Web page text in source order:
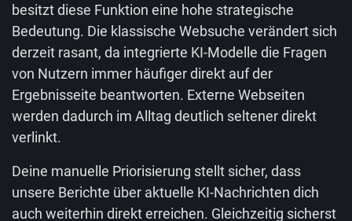
besitzt diese Funktion eine hohe strategische
Bedeutung. Die klassische Websuche verändert sich
derzeit rasant, da integrierte KI-Modelle die Fragen
von Nutzern immer häufiger direkt auf der
Ergebnisseite beantworten. Externe Webseiten
werden dadurch im Alltag deutlich seltener direkt
verlinkt.
Deine manuelle Priorisierung stellt sicher, dass
unsere Berichte über aktuelle KI-Nachrichten dich
auch weiterhin direkt erreichen. Gleichzeitig sicherst